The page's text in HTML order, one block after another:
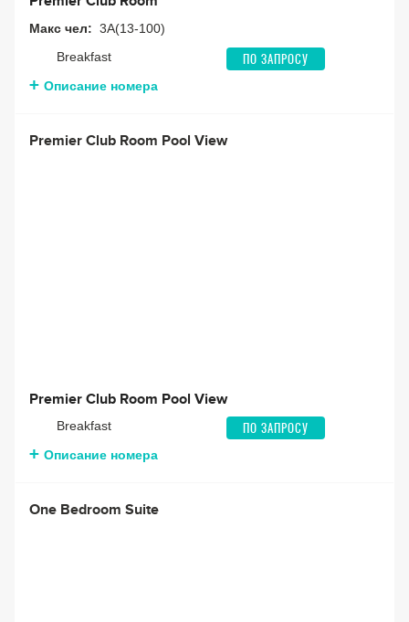
Макс чел: 3A(13-100)
Breakfast
ПО ЗАПРОСУ
Описание номера
Premier Club Room Pool View
Premier Club Room Pool View
Breakfast ПО ЗАПРОСУ
Описание номера
One Bedroom Suite